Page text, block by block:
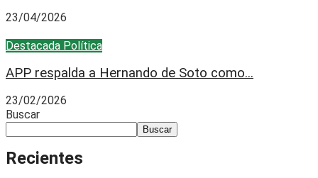
23/04/2026
Destacada Política
APP respalda a Hernando de Soto como...
23/02/2026
Buscar
Buscar
Recientes